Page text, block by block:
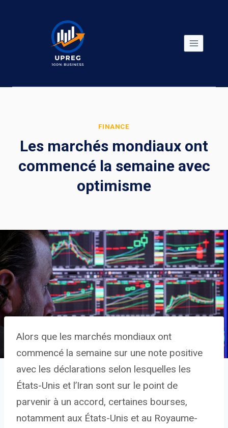
FINANCE
Les marchés mondiaux ont
commencé la semaine avec
optimisme
Alors que les marchés mondiaux ont
commencé la semaine sur une note positive
avec les déclarations selon lesquelles les
États-Unis et l’Iran sont sur le point de
parvenir à un accord, certaines bourses,
notamment aux États-Unis et au Royaume-